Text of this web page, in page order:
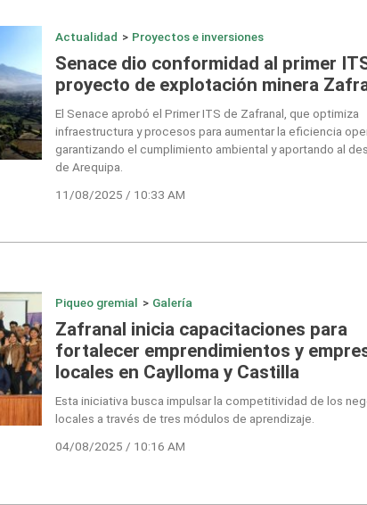
Actualidad > Proyectos e inversiones
Senace dio conformidad al primer
proyecto de explotación minera
El Senace aprobó el Primer ITS de Zafranal, que optimiza
infraestructura y procesos para aumentar la eficiencia
garantizando el cumplimiento ambiental y aportando al
de Arequipa.
11/08/2025 / 10:33 AM
Piqueo gremial > Galería
Zafranal inicia capacitaciones para
fortalecer emprendimientos y
locales en Caylloma y Castilla
Esta iniciativa busca impulsar la competitividad de los
locales a través de tres módulos de aprendizaje.
04/08/2025 / 10:16 AM